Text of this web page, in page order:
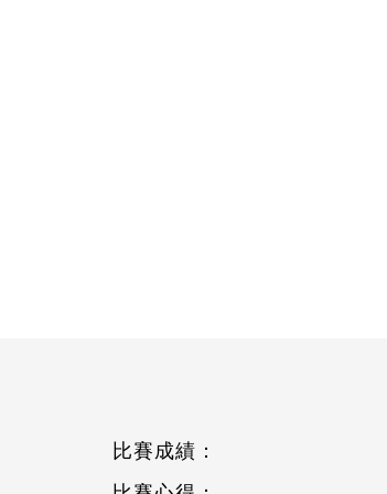
比賽成績：